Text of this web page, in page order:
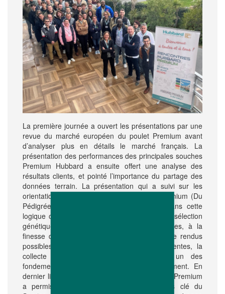
La première journée a ouvert les présentations par une
revue du marché européen du poulet Premium avant
d’analyser plus en détails le marché français. La
présentation des performances des principales souches
Premium Hubbard a ensuite offert une analyse des
résultats clients, et pointé l’importance du partage des
données terrain. La présentation qui a suivi sur les
orientations de la sélection des souches Premium (Du
Pédigrée au Terrain), s’inscrit également dans cette
logique où la donnée alimente l’analyse et la sélection
génétique. Combinées aux mesures manuelles, à la
finesse de précision et aux volumes d’analyse rendus
possibles par les technologies les plus récentes, la
collecte et l’analyse des données sont un des
fondements de la Recherche et Développement. En
dernier lieu, un focus sur la gestion des mâles Premium
a permis de dérouler les recommandations clé du